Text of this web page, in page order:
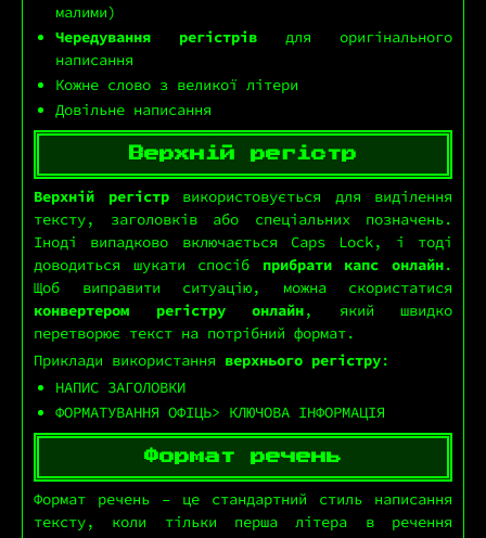
малими)
Чередування регістрів для оригінального
написання
Кожне слово з великої літери
Довільне написання
Верхній регістр
Верхній регістрвикористовується для виділення
тексту, заголовків або спеціальних позначень.
Іноді випадково включається Caps Lock, і тоді
доводиться шукати спосіб прибрати капс онлайн.
Щоб виправити ситуацію, можна скористатися
конвертером регістру онлайн, який швидко
перетворює текст на потрібний формат.
Приклади використання верхнього регістру:
НАПИС ЗАГОЛОВКИ
ФОРМАТУВАННЯ ОФІЦЬ> КЛЮЧОВА ІНФОРМАЦІЯ
Формат речень
Формат речень – це стандартний стиль написання
тексту, коли тільки перша літера в речення